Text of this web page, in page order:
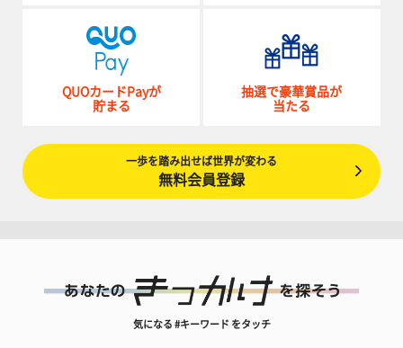
QUOカードPayが
貯まる
抽選で豪華賞品が
当たる
一歩を踏み出せば世界が変わる
無料会員登録
気になる #キーワード をタッチ